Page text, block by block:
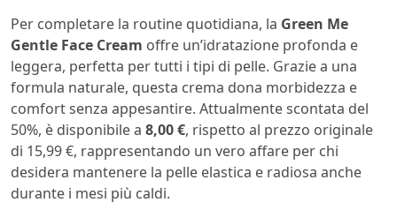
Per completare la routine quotidiana, la Green Me
Gentle Face Cream offre un’idratazione profonda e
leggera, perfetta per tutti i tipi di pelle. Grazie a una
formula naturale, questa crema dona morbidezza e
comfort senza appesantire. Attualmente scontata del
50%, è disponibile a 8,00 €, rispetto al prezzo originale
di 15,99 €, rappresentando un vero affare per chi
desidera mantenere la pelle elastica e radiosa anche
durante i mesi più caldi.